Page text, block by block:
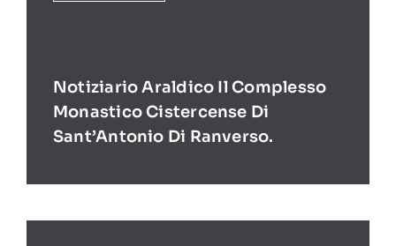
Notiziario Araldico Il Complesso
Monastico Cistercense Di
Sant’Antonio Di Ranverso.